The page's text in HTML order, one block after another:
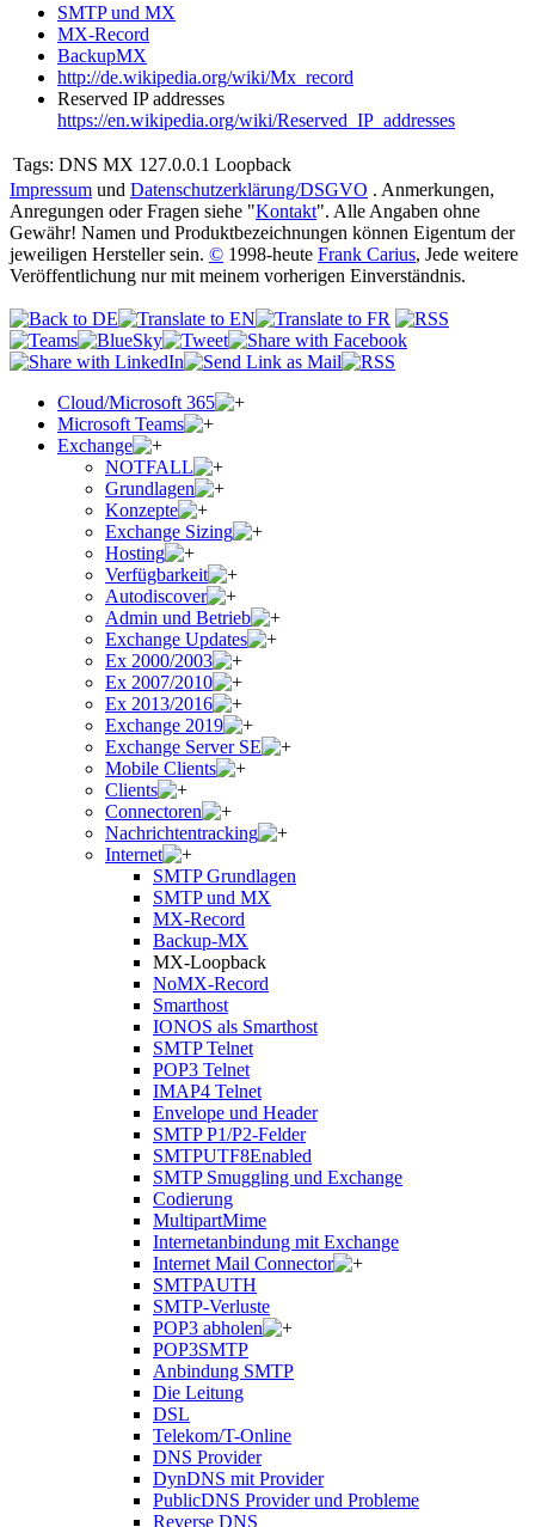
SMTP und MX
MX-Record
BackupMX
http://de.wikipedia.org/wiki/Mx_record
Reserved IP addresses
https://en.wikipedia.org/wiki/Reserved_IP_addresses
Tags: DNS MX 127.0.0.1 Loopback
Impressum und Datenschutzerklärung/DSGVO . Anmerkungen,
Anregungen oder Fragen siehe "Kontakt". Alle Angaben ohne
Gewähr! Namen und Produktbezeichnungen können Eigentum der
jeweiligen Hersteller sein. © 1998-heute Frank Carius, Jede weitere
Veröffentlichung nur mit meinem vorherigen Einverständnis.
Cloud/Microsoft 365
Microsoft Teams
Exchange
NOTFALL
Grundlagen
Konzepte
Exchange Sizing
Hosting
Verfügbarkeit
Autodiscover
Admin und Betrieb
Exchange Updates
Ex 2000/2003
Ex 2007/2010
Ex 2013/2016
Exchange 2019
Exchange Server SE
Mobile Clients
Clients
Connectoren
Nachrichtentracking
Internet
SMTP Grundlagen
SMTP und MX
MX-Record
Backup-MX
MX-Loopback
NoMX-Record
Smarthost
IONOS als Smarthost
SMTP Telnet
POP3 Telnet
IMAP4 Telnet
Envelope und Header
SMTP P1/P2-Felder
SMTPUTF8Enabled
SMTP Smuggling und Exchange
Codierung
MultipartMime
Internetanbindung mit Exchange
Internet Mail Connector
SMTPAUTH
SMTP-Verluste
POP3 abholen
POP3SMTP
Anbindung SMTP
Die Leitung
DSL
Telekom/T-Online
DNS Provider
DynDNS mit Provider
PublicDNS Provider und Probleme
Reverse DNS